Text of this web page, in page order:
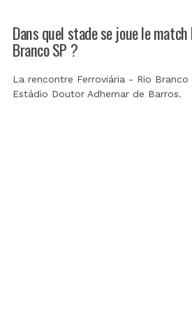
Dans quel stade se joue le
Branco SP ?
La rencontre Ferroviária - Rio Branco
Estádio Doutor Adhemar de Barros.